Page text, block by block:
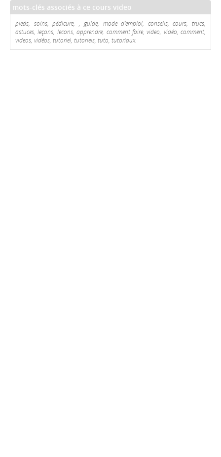
mots-clés associés à ce cours video
pieds, soins, pédicure, , guide, mode d'emploi, conseils, cours, trucs,
astuces, leçons, lecons, apprendre, comment faire, video, vidéo, comment,
videos, vidéos, tutoriel, tutoriels, tuto, tutoriaux.